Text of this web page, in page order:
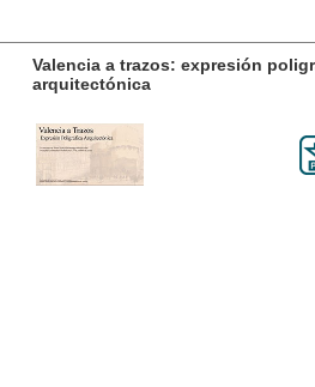
Valencia a trazos: expresión poligráfica
arquitectónica